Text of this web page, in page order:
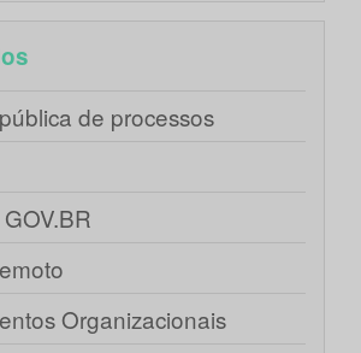
de processos
Organizacionais